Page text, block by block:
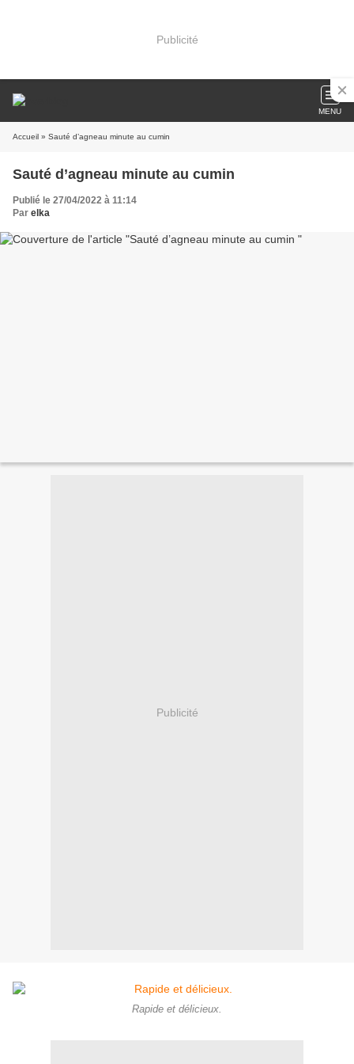
Publicité
MENU
Accueil » Sauté d’agneau minute au cumin
Sauté d’agneau minute au cumin
Publié le 27/04/2022 à 11:14
Par elka
Publicité
Rapide et délicieux.